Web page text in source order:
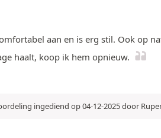
aan en is erg stil. Ook op
haalt, koop ik hem opnieuw.
ingediend op 04-12-2025 door